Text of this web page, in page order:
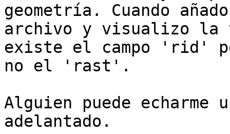
geometría. Cuando
archivo y visualizo la
existe el campo 'rid'
no el 'rast'.
Alguien puede echarme
adelantado.